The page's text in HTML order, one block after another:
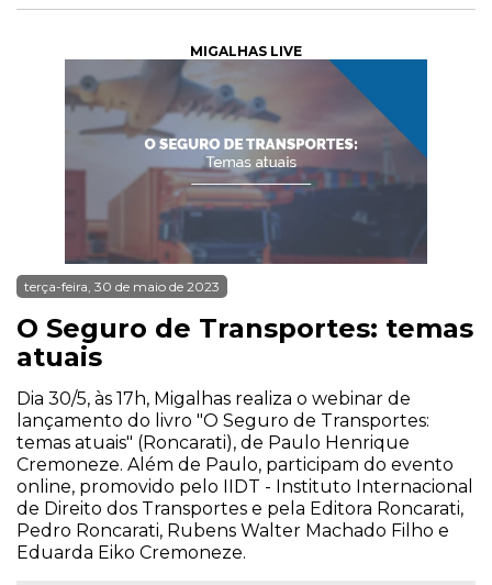
MIGALHAS LIVE
terça-feira, 30 de maio de 2023
O Seguro de Transportes: temas
atuais
Dia 30/5, às 17h, Migalhas realiza o webinar de
lançamento do livro "O Seguro de Transportes:
temas atuais" (Roncarati), de Paulo Henrique
Cremoneze. Além de Paulo, participam do evento
online, promovido pelo IIDT - Instituto Internacional
de Direito dos Transportes e pela Editora Roncarati,
Pedro Roncarati, Rubens Walter Machado Filho e
Eduarda Eiko Cremoneze.